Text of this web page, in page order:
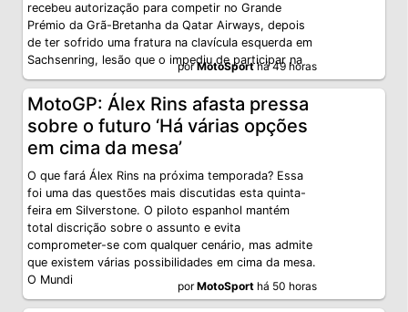
recebeu autorização para competir no Grande
Prémio da Grã-Bretanha da Qatar Airways, depois
de ter sofrido uma fratura na clavícula esquerda em
Sachsenring, lesão que o impediu de participar na
porMotoSporthá 49 horas
MotoGP: Álex Rins afasta pressa
sobre o futuro ‘Há várias opções
em cima da mesa’
O que fará Álex Rins na próxima temporada? Essa
foi uma das questões mais discutidas esta quinta-
feira em Silverstone. O piloto espanhol mantém
total discrição sobre o assunto e evita
comprometer-se com qualquer cenário, mas admite
que existem várias possibilidades em cima da mesa.
O Mundi
porMotoSport há 50 horas